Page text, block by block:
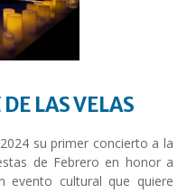
LAS VELAS
su primer concierto a la
de Febrero en honor a
evento cultural que quiere